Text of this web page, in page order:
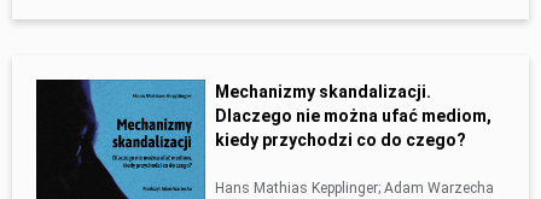
Mechanizmy skandalizacji.
Dlaczego nie można ufać mediom,
kiedy przychodzi co do czego?
Hans Mathias Kepplinger; Adam Warzecha